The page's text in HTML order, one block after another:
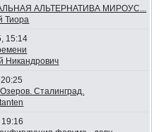
АЛЬТЕРНАТИВА МИРОУС...
Тиора
15:14
Никандрович
Сталинград.